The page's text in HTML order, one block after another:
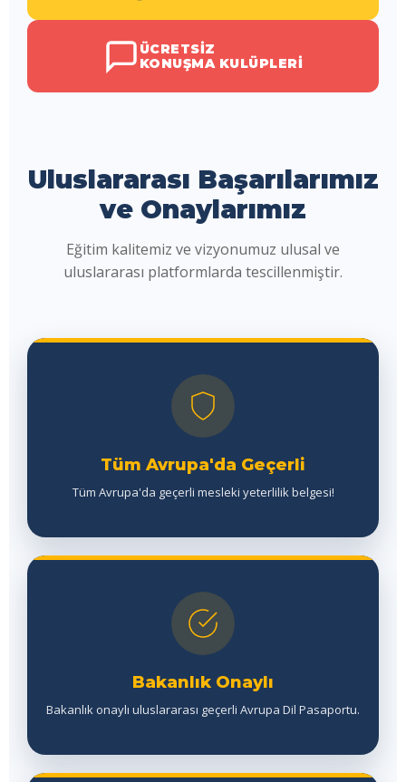
ÜCRETSIZ
KONUŞMA KULÜPLERI
Uluslararası Başarılarımız
ve Onaylarımız
Eğitim kalitemiz ve vizyonumuz ulusal ve
uluslararası platformlarda tescillenmiştir.
Tüm Avrupa'da Geçerli
Tüm Avrupa'da geçerli mesleki yeterlilik belgesi!
Bakanlık Onaylı
Bakanlık onaylı uluslararası geçerli Avrupa Dil Pasaportu.